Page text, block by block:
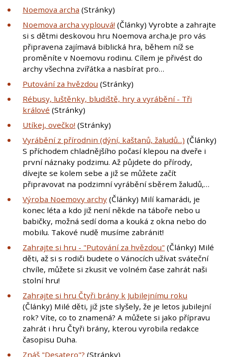
Noemova archa (Stránky)
Noemova archa vyplouvá! (Články) Vyrobte a zahrajte
si s dětmi deskovou hru Noemova archa.Je pro vás
připravena zajímavá biblická hra, během níž se
proměníte v Noemovu rodinu. Cílem je přivést do
archy všechna zvířátka a nasbírat pro…
Putování za hvězdou (Stránky)
Rébusy, luštěnky, bludiště, hry a vyrábění - Tři
králové (Stránky)
Utíkej, ovečko! (Stránky)
Vyrábění z přírodnin (dýní, kaštanů, žaludů...) (Články)
S příchodem chladnějšího počasí klepou na dveře i
první náznaky podzimu. Až půjdete do přírody,
dívejte se kolem sebe a již se můžete začít
připravovat na podzimní vyrábění sběrem žaludů,…
Výroba Noemovy archy (Články) Milí kamarádi, je
konec léta a kdo již není někde na táboře nebo u
babičky, možná sedí doma a kouká z okna nebo do
mobilu. Takové nudě musíme zabránit!
Zahrajte si hru - "Putování za hvězdou" (Články) Milé
děti, až si s rodiči budete o Vánocích užívat sváteční
chvíle, můžete si zkusit ve volném čase zahrát naši
stolní hru!
Zahrajte si hru Čtyři brány k Jubilejnímu roku
(Články) Milé děti, již jste slyšely, že je letos jubilejní
rok? Víte, co to znamená? A můžete si jako přípravu
zahrát i hru Čtyři brány, kterou vyrobila redakce
časopisu Duha.
Znáš "Desatero"? (Stránky)